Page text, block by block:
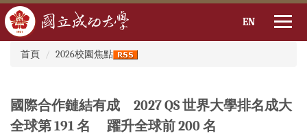
內
容
區
EN
:::
首頁
2026校園焦點
國際合作鏈結有成 2027 QS 世界大學排名成大
全球第 191 名 躍升全球前 200 名